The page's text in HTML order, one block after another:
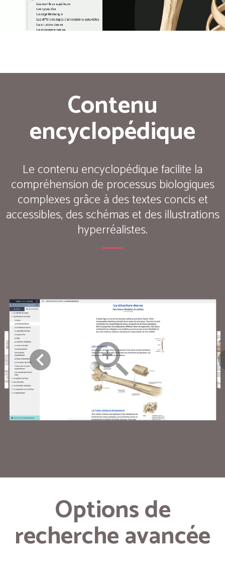
Contenu
encyclopédique
Le contenu encyclopédique facilite la
compréhension de processus biologiques
complexes grâce à des textes concis et
accessibles, des schémas et des illustrations
hyperréalistes.
Options de
recherche avancée